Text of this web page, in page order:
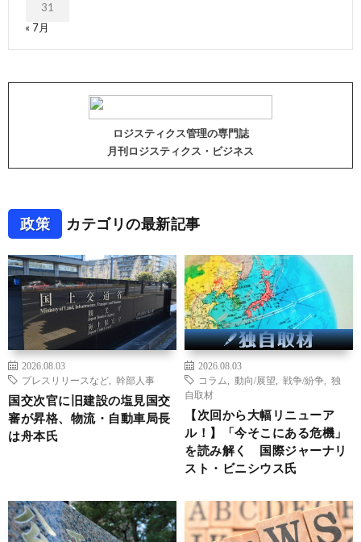
31
« 7月
ロジスティクス管理の専門誌
月刊ロジスティクス・ビジネス
政策 カテゴリの最新記事
2026.08.03
プレスリリースなど
幹部人事
国交次官に旧建設の塩見国交
審が昇格、物流・自動車局長
は舟本氏
2026.08.03
コラム
動向/展望 戦争/紛争
独
自取材
【次回から大幅リニューア
ル！】「今そこにある危機」
を読み解く 国際ジャーナリ
スト・ビニシウス氏